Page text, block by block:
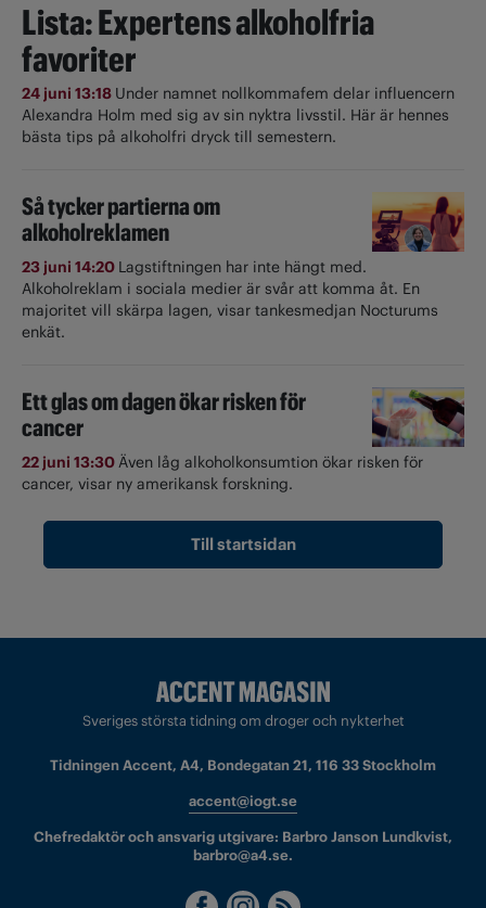
Lista: Expertens alkoholfria
favoriter
24 juni 13:18 Under namnet nollkommafem delar influencern
Alexandra Holm med sig av sin nyktra livsstil. Här är hennes
bästa tips på alkoholfri dryck till semestern.
Så tycker partierna om
alkoholreklamen
23 juni 14:20 Lagstiftningen har inte hängt med.
Alkoholreklam i sociala medier är svår att komma åt. En
majoritet vill skärpa lagen, visar tankesmedjan Nocturums
enkät.
Ett glas om dagen ökar risken för
cancer
22 juni 13:30Även låg alkoholkonsumtion ökar risken för
cancer, visar ny amerikansk forskning.
Till startsidan
Sveriges största tidning om droger och nykterhet
Tidningen Accent, A4, Bondegatan 21, 116 33 Stockholm
accent@iogt.se
Chefredaktör och ansvarig utgivare: Barbro Janson Lundkvist,
barbro@a4.se.